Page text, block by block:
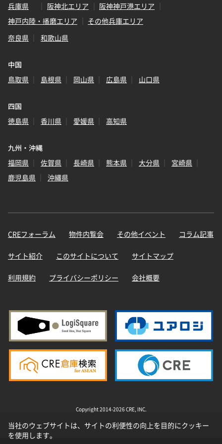
兵庫県
阪神北エリア
阪神神戸港エリア
神戸内陸・播磨エリア
その他兵庫エリア
奈良県
和歌山県
中国
鳥取県
島根県 岡山県 広島県 山口県
四国
徳島県
香川県 愛媛県 高知県
九州・沖縄
福岡県
佐賀県 長崎県 熊本県 大分県
宮崎県
鹿児島県
沖縄県
CREフォーラム 物件内覧会 その他イベント コラム記事
サイト紹介 このサイトについて サイトマップ
利用規約 プライバシーポリシー 会社概要
Copyright 2014-2026 CRE, INC.
当社のウェブサイトは、サイトの利便性の向上を目的にクッキー
を使用します。